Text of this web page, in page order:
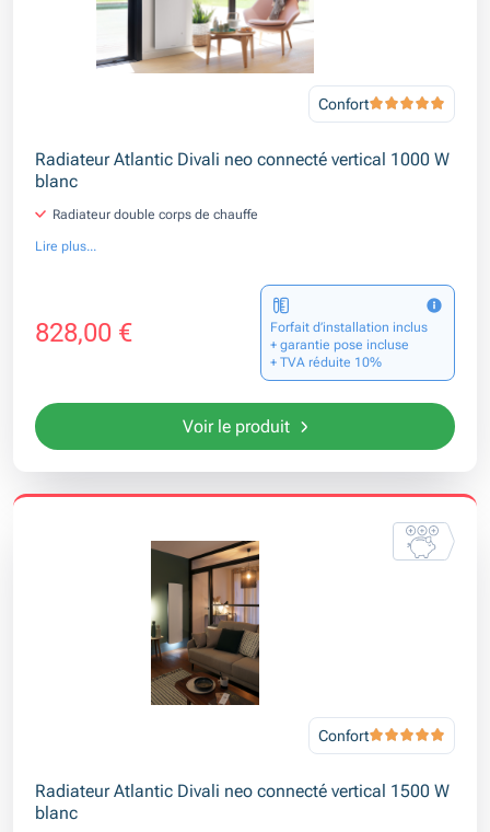
Confort
Radiateur Atlantic Divali neo connecté vertical 1000 W
blanc
Radiateur double corps de chauffe
Lire plus...
828,00 €
Forfait d’installation inclus
+ garantie pose incluse
+ TVA réduite 10%
Voir le produit
Confort
Radiateur Atlantic Divali neo connecté vertical 1500 W
blanc